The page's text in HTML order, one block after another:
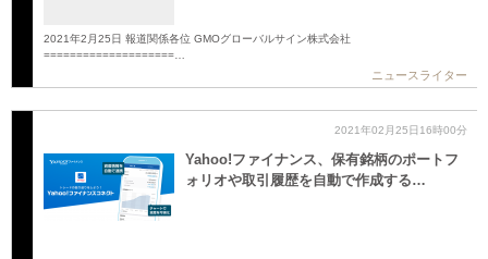
2021年2月25日 報道関係各位 GMOグローバルサイン株式会社
====================…
ニュースライター
2021年02月25日16時00分
Yahoo!ファイナンス、保有銘柄のポートフ
ォリオや取引履歴を自動で作成する…